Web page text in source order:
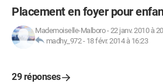
Placement en foyer pour
Mademoiselle-Malboro-22 janv. 2010 à
madhy_972- 18 févr. 2014 à 16:23
29 réponses